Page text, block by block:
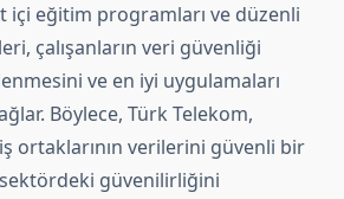
içi eğitim programları ve düzenli
çalışanların veri güvenliği
ve en iyi uygulamaları
Böylece, Türk Telekom,
ortaklarının verilerini güvenli bir
güvenilirliğini